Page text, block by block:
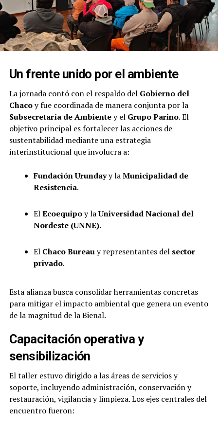
Un frente unido por el ambiente
La jornada contó con el respaldo del Gobierno del
Chacoy fue coordinada de manera conjunta por la
Subsecretaría de Ambientey el Grupo Parino. El
objetivo principal es fortalecer las acciones de
sustentabilidad mediante una estrategia
interinstitucional que involucra a:
Fundación Urundayy laMunicipalidad de
Resistencia.
ElEcoequipoy laUniversidad Nacional del
Nordeste (UNNE).
El Chaco Bureauy representantes del sector
privado.
Esta alianza busca consolidar herramientas concretas
para mitigar el impacto ambiental que genera un evento
de la magnitud de la Bienal.
Capacitación operativa y
sensibilización
El taller estuvo dirigido a las áreas de servicios y
soporte, incluyendo administración, conservación y
restauración, vigilancia y limpieza. Los ejes centrales del
encuentro fueron: